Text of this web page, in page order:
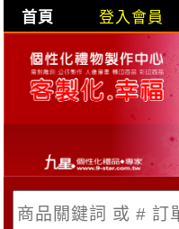
首頁 登入會員
目前購物
X